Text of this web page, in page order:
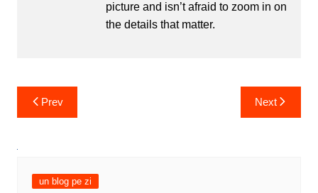
picture and isn’t afraid to zoom in on
the details that matter.
Post
navigation
Prev Next
un blog pe zi